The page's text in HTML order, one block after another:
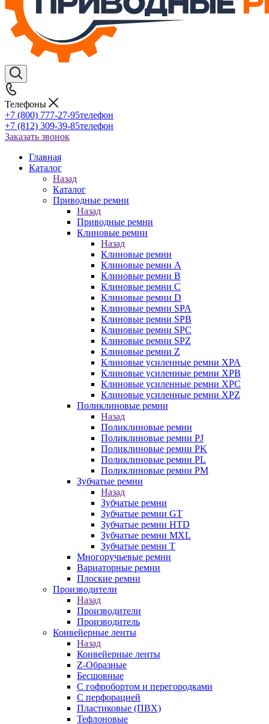
Телефоны
+7 (800) 777-27-95телефон
+7 (812) 309-39-85телефон
Заказать звонок
Главная
Каталог
Назад
Каталог
Приводные ремни
Назад
Приводные ремни
Клиновые ремни
Назад
Клиновые ремни
Клиновые ремни A
Клиновые ремни B
Клиновые ремни C
Клиновые ремни D
Клиновые ремни SPA
Клиновые ремни SPB
Клиновые ремни SPC
Клиновые ремни SPZ
Клиновые ремни Z
Клиновые усиленные ремни XPA
Клиновые усиленные ремни XPB
Клиновые усиленные ремни XPC
Клиновые усиленные ремни XPZ
Поликлиновые ремни
Назад
Поликлиновые ремни
Поликлиновые ремни PJ
Поликлиновые ремни PK
Поликлиновые ремни PL
Поликлиновые ремни PM
Зубчатые ремни
Назад
Зубчатые ремни
Зубчатые ремни GT
Зубчатые ремни HTD
Зубчатые ремни MXL
Зубчатые ремни Т
Многоручьевые ремни
Вариаторные ремни
Плоские ремни
Производители
Назад
Производители
Производитель
Конвейерные ленты
Назад
Конвейерные ленты
Z-Образные
Бесшовные
С гофробортом и перегородками
С перфорацией
Пластиковые (ПВХ)
Тефлоновые